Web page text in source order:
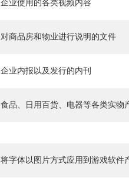
企业使用的各类视频内容
对商品房和物业进行说明的文件
企业内报以及发行的内刊
食品、日用百货、电器等各类实物
将字体以图片方式应用到游戏软件